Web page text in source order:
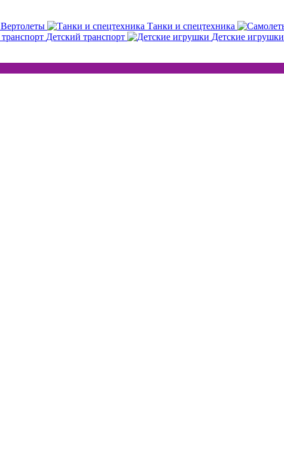
Вертолеты Танки и спецтехника
Детский транспорт Детские игрушки